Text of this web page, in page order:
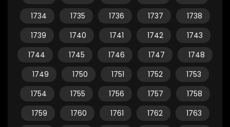
1734
1735 1736 1737
1738
1739
1740 1741 1742
1743
1744
1745 1746 1747
1748
1749
1750 1751 1752
1753
1754
1755 1756 1757
1758
1759
1760 1761 1762
1763